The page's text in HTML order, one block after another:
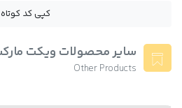
نسخه پی دی اف
کپی کد کوتاه
سایر محصولات ویکت
Other Products